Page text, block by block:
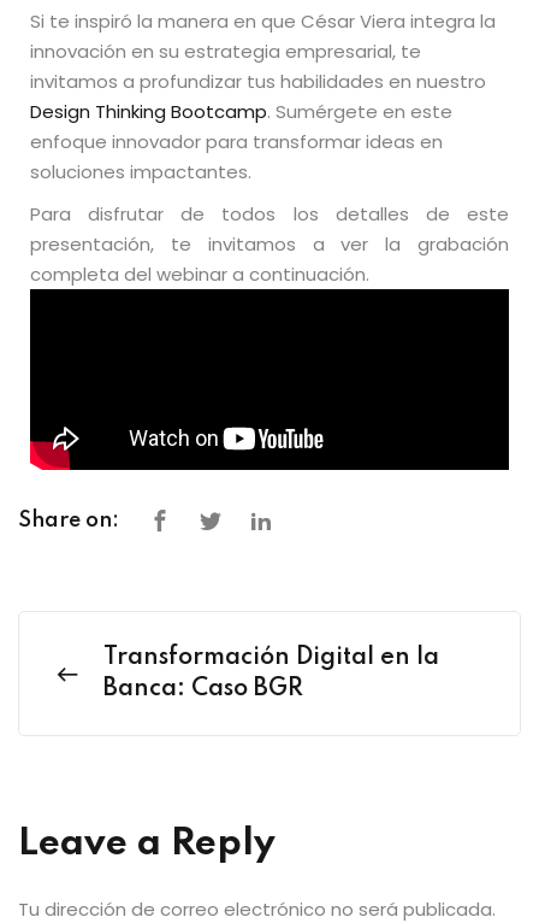
Si te inspiró la manera en que César Viera integra la
innovación en su estrategia empresarial, te
invitamos a profundizar tus habilidades en nuestro
Design Thinking Bootcamp. Sumérgete en este
enfoque innovador para transformar ideas en
soluciones impactantes.
Para disfrutar de todos los detalles de este
presentación, te invitamos a ver la grabación
completa del webinar a continuación.
Share on:
Transformación Digital en la
Banca: Caso BGR
Leave a Reply
Tu dirección de correo electrónico no será publicada.